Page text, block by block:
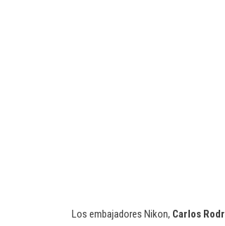
Los embajadores Nikon, Carlos